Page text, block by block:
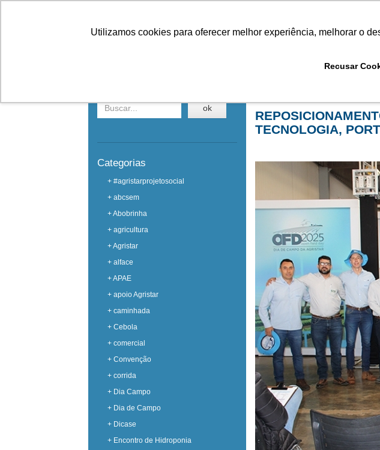
Utilizamos cookies para oferecer melhor experiência, melhorar o
Recusar
ok
Categorias
+ #agristarprojetosocial
+ abcsem
+ Abobrinha
+ agricultura
+ Agristar
+ alface
+ APAE
+ apoio Agristar
+ caminhada
+ Cebola
+ comercial
+ Convenção
+ corrida
+ Dia Campo
+ Dia de Campo
+ Dicase
+ Encontro de Hidroponia
TECNOLOGIA,